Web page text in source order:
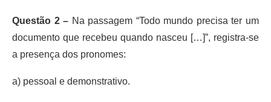
Questão 2 – Na passagem “Todo mundo precisa ter um
documento que recebeu quando nasceu […]”, registra-se
a presença dos pronomes:
a) pessoal e demonstrativo.